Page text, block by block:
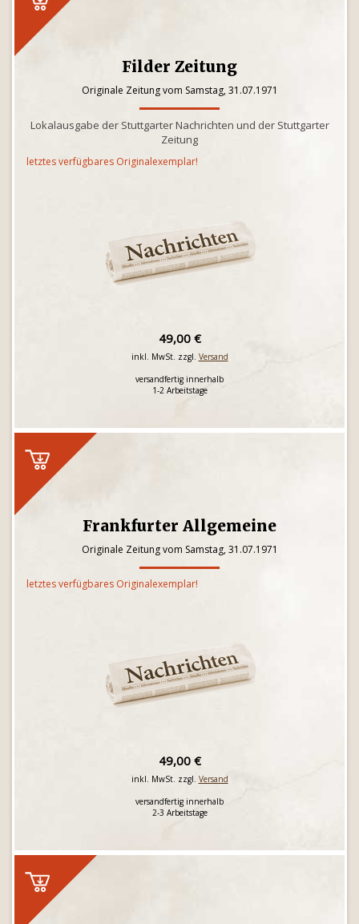
Filder Zeitung
Originale Zeitung vom Samstag, 31.07.1971
Lokalausgabe der Stuttgarter Nachrichten und der Stuttgarter
Zeitung
letztes verfügbares Originalexemplar!
49,00 €
inkl. MwSt. zzgl. Versand
versandfertig innerhalb
1-2 Arbeitstage
Frankfurter Allgemeine
Originale Zeitung vom Samstag, 31.07.1971
letztes verfügbares Originalexemplar!
49,00 €
inkl. MwSt. zzgl. Versand
versandfertig innerhalb
2-3 Arbeitstage